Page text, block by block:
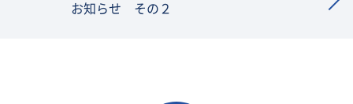
お知らせ その２